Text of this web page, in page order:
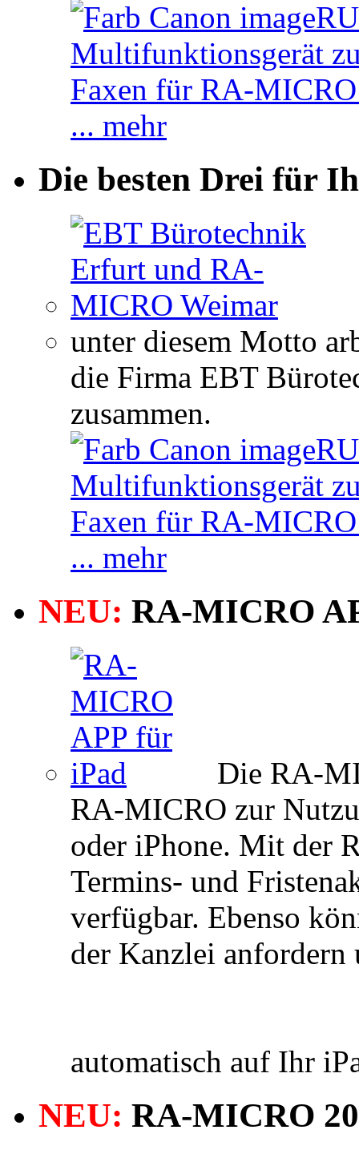
... mehr
Die besten Drei für
unter diesem Motto
die Firma EBT
zusammen.
... mehr
NEU: RA-MICRO
Die RA-
RA-MICRO zur
oder iPhone. Mit der
Termins- und
verfügbar. Ebenso
der Kanzlei anfordern
automatisch auf Ihr
NEU: RA-MICRO